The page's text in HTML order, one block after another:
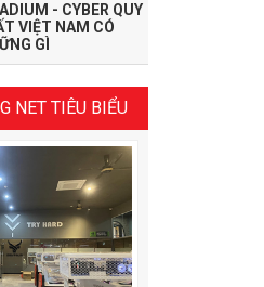
- CYBER QUY
VIỆT NAM CÓ
GÌ
NET TIÊU BIỂU